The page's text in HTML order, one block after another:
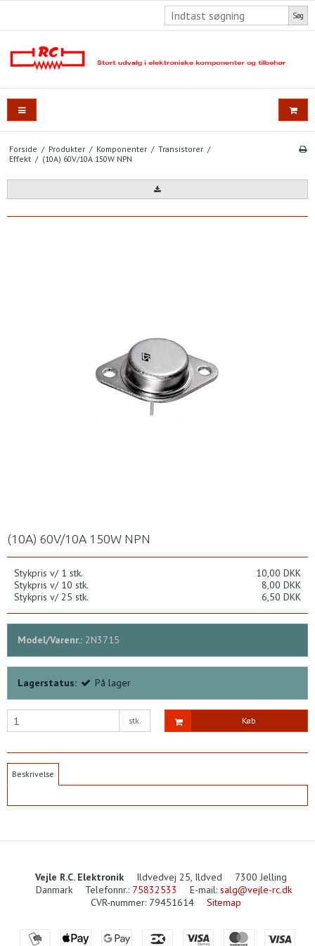
Søg
Forside / Produkter / Komponenter / Transistorer /
Effekt / (10A) 60V/10A 150W NPN
(10A) 60V/10A 150W NPN
Stykpris v/ 1 stk.
10,00 DKK
Stykpris v/ 10 stk.
8,00 DKK
Stykpris v/ 25 stk.
6,50 DKK
Model/Varenr.: 2N3715
Lagerstatus: På lager
stk. Køb
Beskrivelse
Vejle R.C. Elektronik Ildvedvej 25, Ildved
7300 Jelling
Danmark
Telefonnr.: 75832533 E-mail: salg@vejle-rc.dk
CVR-nummer: 79451614 Sitemap